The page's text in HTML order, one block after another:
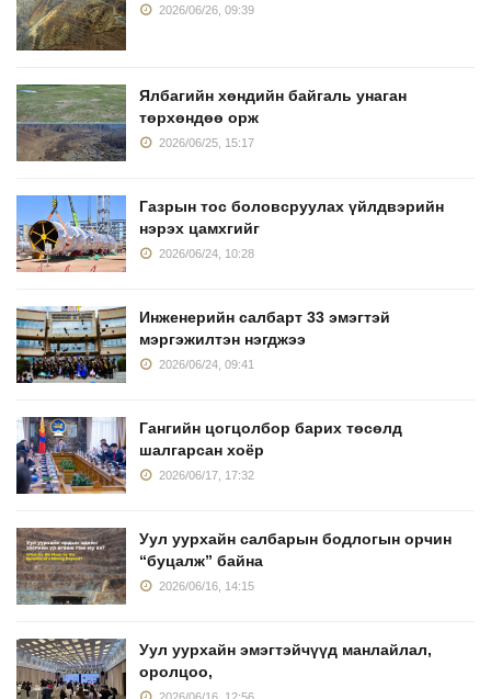
2026/06/26, 09:39
Ялбагийн хөндийн байгаль унаган
төрхөндөө орж
2026/06/25, 15:17
Газрын тос боловсруулах үйлдвэрийн
нэрэх цамхгийг
2026/06/24, 10:28
Инженерийн салбарт 33 эмэгтэй
мэргэжилтэн нэгджээ
2026/06/24, 09:41
Гангийн цогцолбор барих төсөлд
шалгарсан хоёр
2026/06/17, 17:32
Уул уурхайн салбарын бодлогын орчин
“буцалж” байна
2026/06/16, 14:15
Уул уурхайн эмэгтэйчүүд манлайлал,
оролцоо,